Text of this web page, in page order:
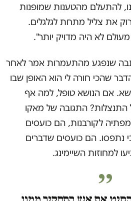
להתעלם מהטענות שמופנות
את צליל מתחת לגלגלים.
לא היה מדויק יותר".
שנפגע מהתעמרות אמר לאחר
שהכי חורה לי הוא האופן שבו
אם הנושא טופל, למה אף
התנצלות? התגובה של מאקו
לקורבנות, הם כועסים
נתפסו. הם כועסים שדברים
למחוזות השיימינג.